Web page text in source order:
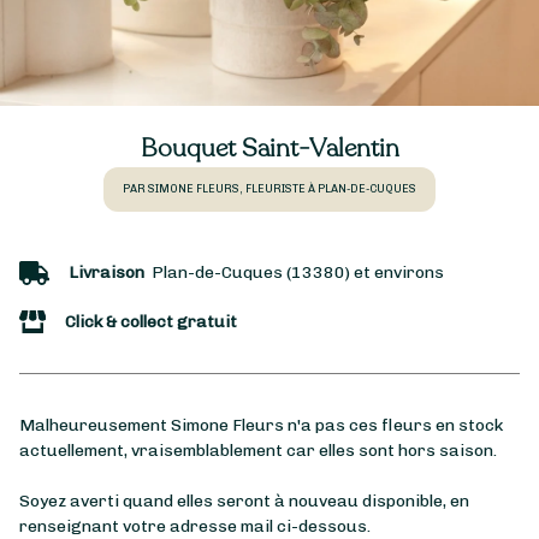
Bouquet Saint-Valentin
PAR SIMONE FLEURS, FLEURISTE À PLAN-DE-CUQUES
Livraison Plan-de-Cuques (13380) et environs
Click & collect gratuit
Malheureusement Simone Fleurs n'a pas ces fleurs en stock
actuellement, vraisemblablement car elles sont hors saison.
Soyez averti quand elles seront à nouveau disponible, en
renseignant votre adresse mail ci-dessous.